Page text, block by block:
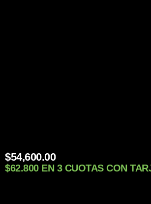
$54,600.00
$62.800 EN 3 CUOTAS CON